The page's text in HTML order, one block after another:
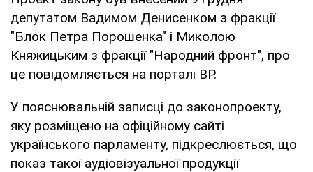
депутатом Вадимом Денисенком з фракції
"Блок Петра Порошенка" і Миколою
Княжицьким з фракції "Народний фронт", про
це повідомляється на порталі ВР.
У пояснювальній записці до законопроекту,
яку розміщено на офіційному сайті
українського парламенту, підкреслюється, що
показ такої аудіовізуальної продукції